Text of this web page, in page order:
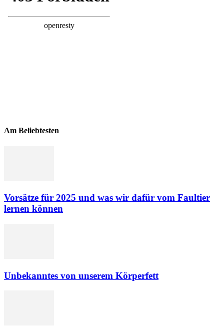
Am Beliebtesten
Vorsätze für 2025 und was wir dafür vom Faultier
lernen können
Unbekanntes von unserem Körperfett